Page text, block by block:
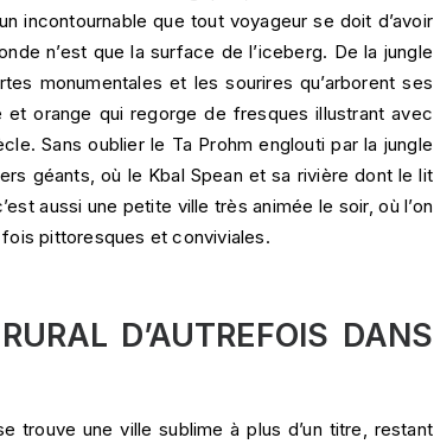
incontournable que tout voyageur se doit d’avoir
n’est que la surface de l’iceberg. De la jungle
monumentales et les sourires qu’arborent ses
orange qui regorge de fresques illustrant avec
Sans oublier le Ta Prohm englouti par la jungle
géants, où le Kbal Spean et sa rivière dont le lit
aussi une petite ville très animée le soir, où l’on
pittoresques et conviviales.
D’AUTREFOIS DANS
trouve une ville sublime à plus d’un titre, restant